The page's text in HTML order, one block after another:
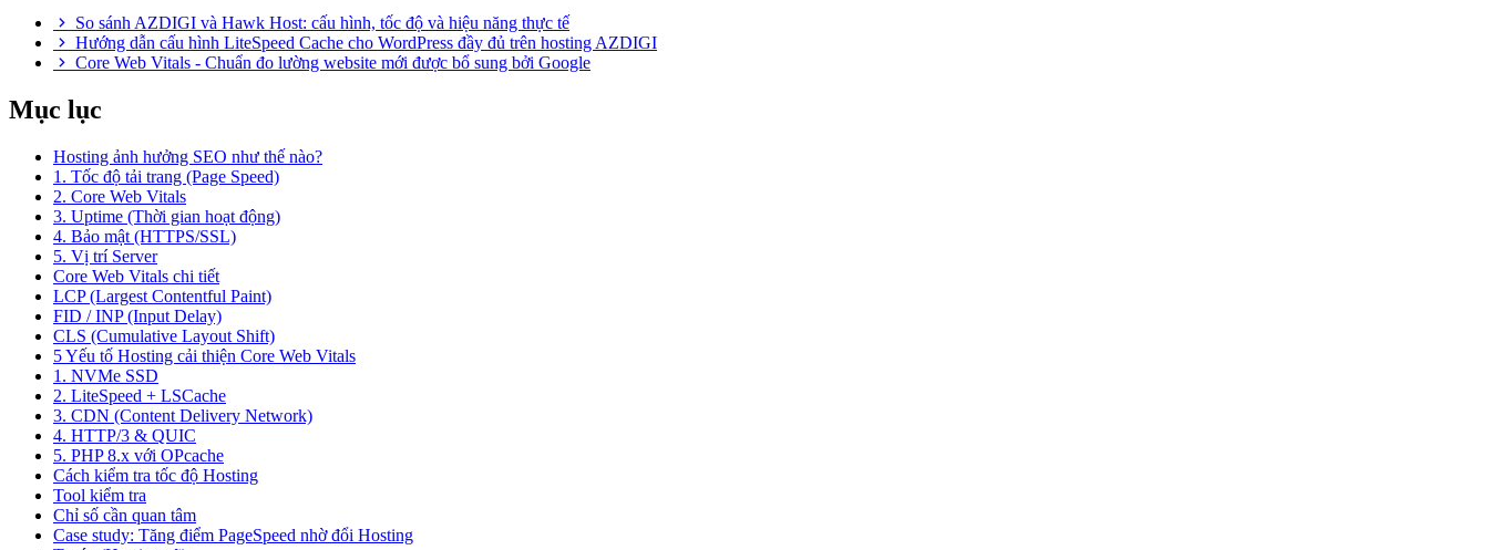
So sánh AZDIGI và Hawk Host: cấu hình, tốc độ và hiệu năng thực tế
Hướng dẫn cấu hình LiteSpeed Cache cho WordPress đầy đủ trên hosting AZDIGI
Core Web Vitals - Chuẩn đo lường website mới được bổ sung bởi Google
Mục lục
Hosting ảnh hưởng SEO như thế nào?
1. Tốc độ tải trang (Page Speed)
2. Core Web Vitals
3. Uptime (Thời gian hoạt động)
4. Bảo mật (HTTPS/SSL)
5. Vị trí Server
Core Web Vitals chi tiết
LCP (Largest Contentful Paint)
FID / INP (Input Delay)
CLS (Cumulative Layout Shift)
5 Yếu tố Hosting cải thiện Core Web Vitals
1. NVMe SSD
2. LiteSpeed + LSCache
3. CDN (Content Delivery Network)
4. HTTP/3 & QUIC
5. PHP 8.x với OPcache
Cách kiểm tra tốc độ Hosting
Tool kiểm tra
Chỉ số cần quan tâm
Case study: Tăng điểm PageSpeed nhờ đổi Hosting